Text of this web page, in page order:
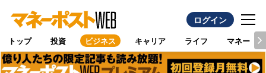
ログイン
トップ 投資 ビジネス キャリア ライフ マネー